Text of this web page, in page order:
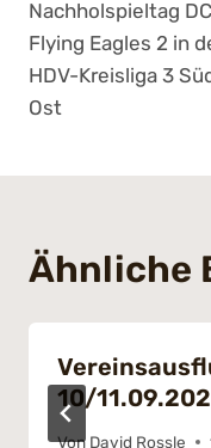
Nachholspieltag DC
Flying Eagles 2 in
HDV-Kreisliga 3
Ost
Ähnliche
10/
Von David Rossle